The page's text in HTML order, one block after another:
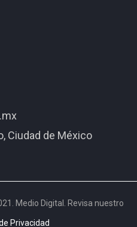
Ciudad de México
Medio Digital. Revisa nuestro
Privacidad